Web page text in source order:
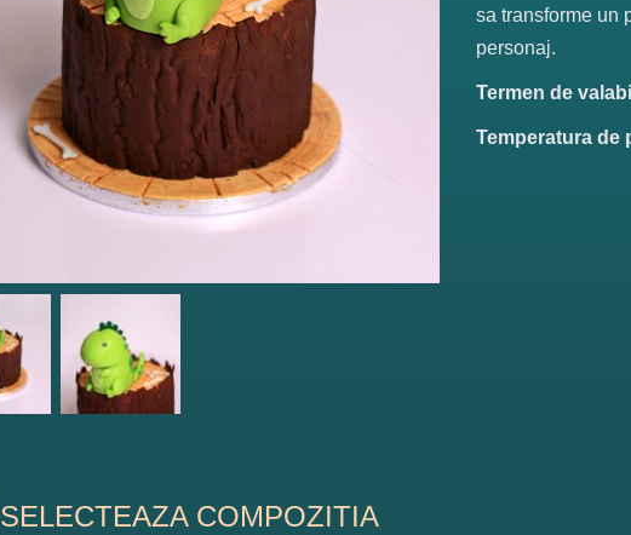
sa transforme un
personaj.
Termen de
Temperatura de
SELECTEAZA COMPOZITIA